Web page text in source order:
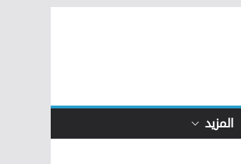
المزيد